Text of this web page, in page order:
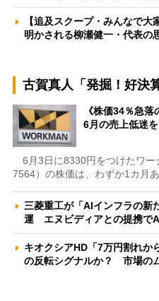
【追及スクープ・みんなで
明かされる柳瀬健一・代表の
古賀真人「発掘！好決
《株価34％急
6月の売上低迷
6月3日に8330円をつけたワー
7564）の株価は、わずか1カ月
三菱重工が「AIインフラの新
運 エヌビディアとの提携で
キオクシアHD「7万円割れか
の反転シグナルか？ 市場の